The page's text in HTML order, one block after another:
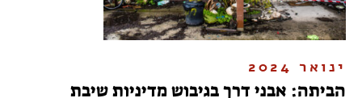
ינואר 2024
הביתה: אבני דרך בגיבוש מדיניות שיבת